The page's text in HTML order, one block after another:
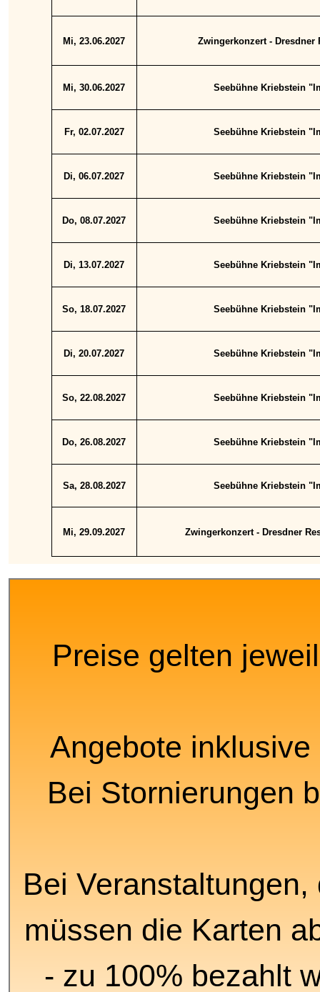
Mi, 23.06.2027 Zwingerkonzert - Dresdner
Mi, 30.06.2027 Seebühne Kriebstein
Fr, 02.07.2027 Seebühne Kriebstein
Di, 06.07.2027 Seebühne Kriebstein
Do, 08.07.2027 Seebühne Kriebstein
Di, 13.07.2027 Seebühne Kriebstein
So, 18.07.2027 Seebühne Kriebstein
Di, 20.07.2027 Seebühne Kriebstein
So, 22.08.2027 Seebühne Kriebstein
Do, 26.08.2027 Seebühne Kriebstein
Sa, 28.08.2027 Seebühne Kriebstein
Mi, 29.09.2027 Zwingerkonzert - Dresdner
Preise gelten
Angebote
Bei Stornierungen
Bei
müssen die Karten
- zu 100% bezahlt